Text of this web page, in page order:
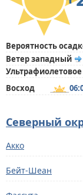
Вероятность
Ветер западный
Восход
Северный
Акко
Бейт-Шеан